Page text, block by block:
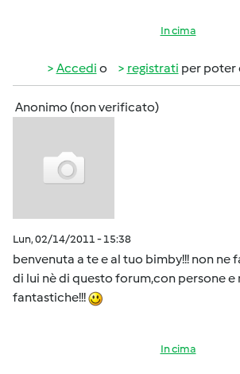
In cima
Accedi o registrati per poter
Anonimo (non verificato)
Lun, 02/14/2011 - 15:38
benvenuta a te e al tuo bimby!!! non ne
di lui nè di questo forum,con persone
fantastiche!!!
In cima